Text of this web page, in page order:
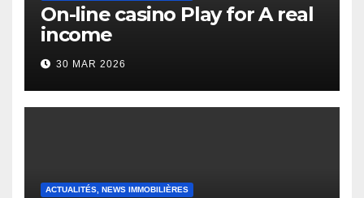
On-line casino Play for A real
income
30 MAR 2026
ACTUALITÉS, NEWS IMMOBILIÈRES